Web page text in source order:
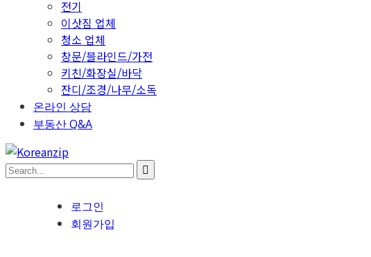
전기
이삿짐 업체
청소 업체
창문/블라인드/가전
키친/화장실/바닥
잔디/조경/나무/소독
온라인 상담
부동산 Q&A
로그인
회원가입